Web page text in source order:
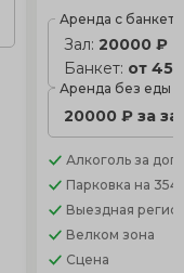
Аренда с
Зал:20000 ₽
Банкет: от
Аренда без еды
20000 ₽ за
Алкоголь за
Парковка на
Выездная
Велком зона
Сцена